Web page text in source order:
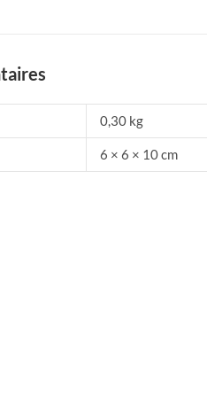
0,30 kg
6 × 6 × 10 cm